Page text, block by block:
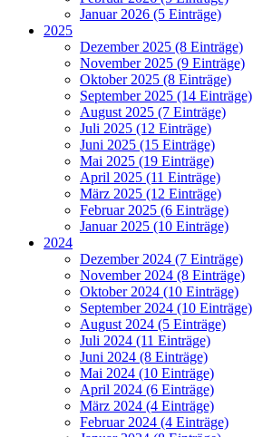
Januar 2026 (5 Einträge)
2025
Dezember 2025 (8 Einträge)
November 2025 (9 Einträge)
Oktober 2025 (8 Einträge)
September 2025 (14 Einträge)
August 2025 (7 Einträge)
Juli 2025 (12 Einträge)
Juni 2025 (15 Einträge)
Mai 2025 (19 Einträge)
April 2025 (11 Einträge)
März 2025 (12 Einträge)
Februar 2025 (6 Einträge)
Januar 2025 (10 Einträge)
2024
Dezember 2024 (7 Einträge)
November 2024 (8 Einträge)
Oktober 2024 (10 Einträge)
September 2024 (10 Einträge)
August 2024 (5 Einträge)
Juli 2024 (11 Einträge)
Juni 2024 (8 Einträge)
Mai 2024 (10 Einträge)
April 2024 (6 Einträge)
März 2024 (4 Einträge)
Februar 2024 (4 Einträge)